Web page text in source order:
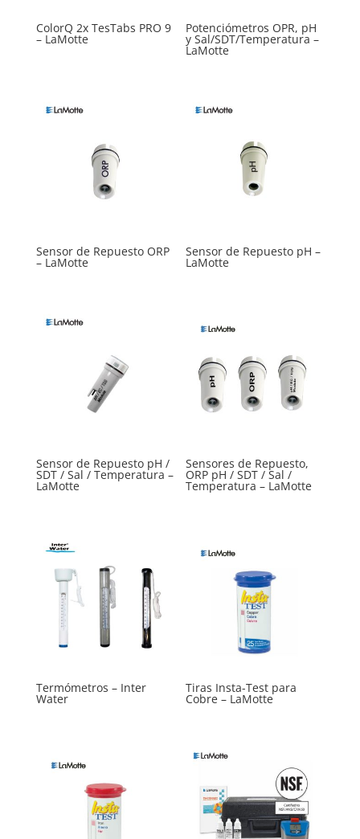
ColorQ 2x TesTabs PRO 9
– LaMotte
Potenciómetros OPR, pH
y Sal/SDT/Temperatura –
LaMotte
Sensor de Repuesto ORP
– LaMotte
Sensor de Repuesto pH –
LaMotte
Sensor de Repuesto pH /
SDT / Sal / Temperatura –
LaMotte
Sensores de Repuesto,
ORP pH / SDT / Sal /
Temperatura – LaMotte
Termómetros – Inter
Water
Tiras Insta-Test para
Cobre – LaMotte